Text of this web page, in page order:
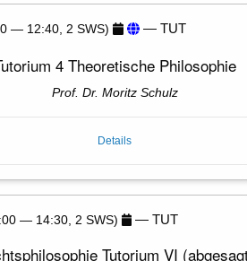
— 12:40, 2 SWS) — TUT
4 Theoretische Philosophie
Prof. Dr. Moritz Schulz
Details
— 14:30, 2 SWS) — TUT
Tutorium VI